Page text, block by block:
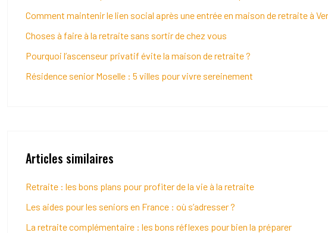
Comment maintenir le lien social après une entrée en maison de retraite à
Choses à faire à la retraite sans sortir de chez vous
Pourquoi l’ascenseur privatif évite la maison de retraite ?
Résidence senior Moselle : 5 villes pour vivre sereinement
Articles similaires
Retraite : les bons plans pour profiter de la vie à la retraite
Les aides pour les seniors en France : où s’adresser ?
La retraite complémentaire : les bons réflexes pour bien la préparer